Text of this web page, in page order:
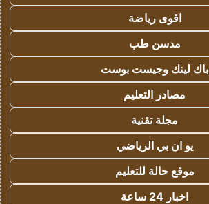
اقوى رياضة
مدسن طب
باك لينك وجيست بوست
مصادر التعليم
مجلة تقنية
يو ان بي الرياضي
موقع حالة للتعليم
اخبار 24 ساعة